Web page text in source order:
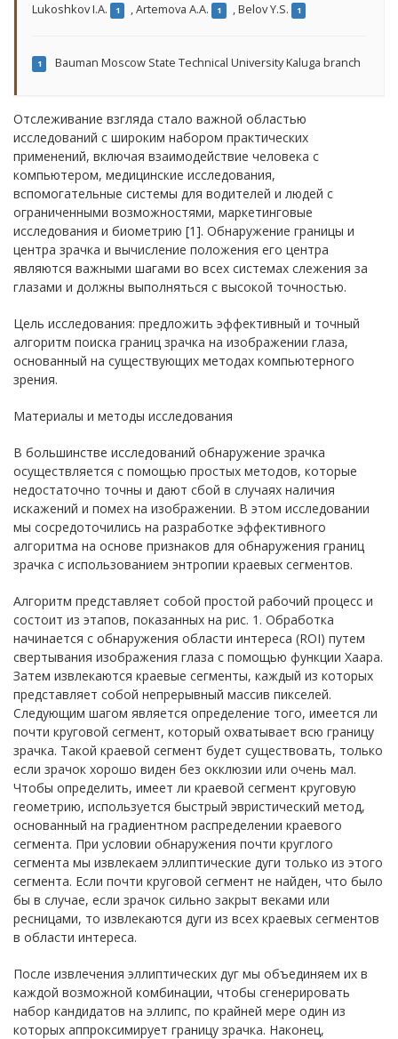
Lukoshkov I.A. 1 ,Artemova A.A. 1 ,Belov Y.S. 1
1 Bauman Moscow State Technical University Kaluga branch
Отслеживание взгляда стало важной областью
исследований с широким набором практических
применений, включая взаимодействие человека с
компьютером, медицинские исследования,
вспомогательные системы для водителей и людей с
ограниченными возможностями, маркетинговые
исследования и биометрию [1]. Обнаружение границы и
центра зрачка и вычисление положения его центра
являются важными шагами во всех системах слежения за
глазами и должны выполняться с высокой точностью.
Цель исследования: предложить эффективный и точный
алгоритм поиска границ зрачка на изображении глаза,
основанный на существующих методах компьютерного
зрения.
Материалы и методы исследования
В большинстве исследований обнаружение зрачка
осуществляется с помощью простых методов, которые
недостаточно точны и дают сбой в случаях наличия
искажений и помех на изображении. В этом исследовании
мы сосредоточились на разработке эффективного
алгоритма на основе признаков для обнаружения границ
зрачка с использованием энтропии краевых сегментов.
Алгоритм представляет собой простой рабочий процесс и
состоит из этапов, показанных на рис. 1. Обработка
начинается с обнаружения области интереса (ROI) путем
свертывания изображения глаза с помощью функции Хаара.
Затем извлекаются краевые сегменты, каждый из которых
представляет собой непрерывный массив пикселей.
Следующим шагом является определение того, имеется ли
почти круговой сегмент, который охватывает всю границу
зрачка. Такой краевой сегмент будет существовать, только
если зрачок хорошо виден без окклюзии или очень мал.
Чтобы определить, имеет ли краевой сегмент круговую
геометрию, используется быстрый эвристический метод,
основанный на градиентном распределении краевого
сегмента. При условии обнаружения почти круглого
сегмента мы извлекаем эллиптические дуги только из этого
сегмента. Если почти круговой сегмент не найден, что было
бы в случае, если зрачок сильно закрыт веками или
ресницами, то извлекаются дуги из всех краевых сегментов
в области интереса.
После извлечения эллиптических дуг мы объединяем их в
каждой возможной комбинации, чтобы сгенерировать
набор кандидатов на эллипс, по крайней мере один из
которых аппроксимирует границу зрачка. Наконец,